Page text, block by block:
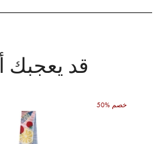
قد يعجبك
50% خصم